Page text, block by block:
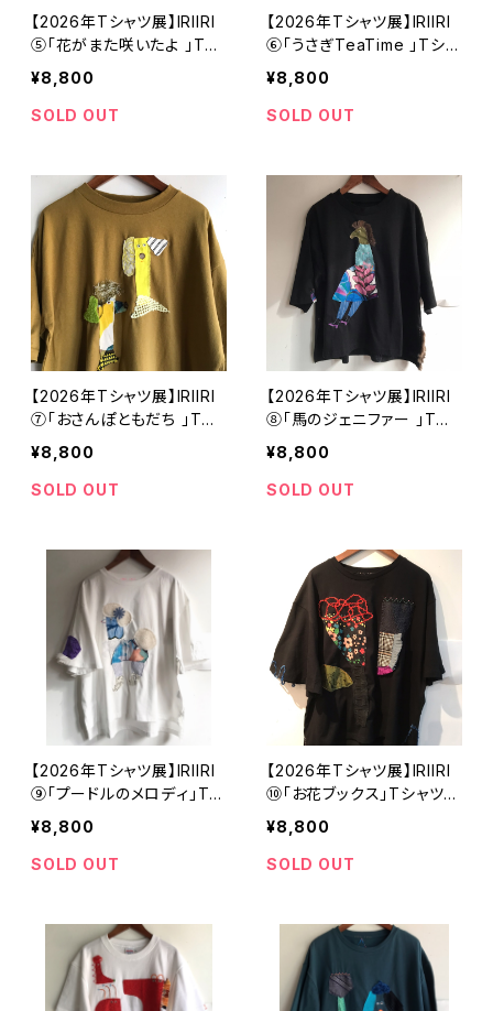
【2026年Tシャツ展】IRIIRI
⑤「花がまた咲いたよ 」Tシ
ャツ ホワイト Sサイズ【ハ
ンドメイドTシャツ・作家作
品】
¥8,800
SOLD OUT
【2026年Tシャツ展】IRIIRI
⑥「うさぎTeaTime 」Tシャ
ツ ホワイト Sサイズ【ハン
ドメイドTシャツ・作家作品】
¥8,800
SOLD OUT
【2026年Tシャツ展】IRIIRI
⑦「おさんぽともだち 」Tシ
ャツ カーキ フリーサイズ
【ハンドメイドTシャツ・作家
作品】
¥8,800
SOLD OUT
【2026年Tシャツ展】IRIIRI
⑧「馬のジェニファー 」Tシ
ャツ ブラック フリーサイズ
【ハンドメイドTシャツ・作家
作品】
¥8,800
SOLD OUT
【2026年Tシャツ展】IRIIRI
⑨「プードルのメロディ」Tシ
ャツ ホワイト フリーサイズ
【ハンドメイドTシャツ・作家
作品】
¥8,800
SOLD OUT
【2026年Tシャツ展】IRIIRI
⑩「お花ブックス」Tシャツ
ブラック フリーサイズ【ハン
ドメイドTシャツ・作家作品】
¥8,800
SOLD OUT